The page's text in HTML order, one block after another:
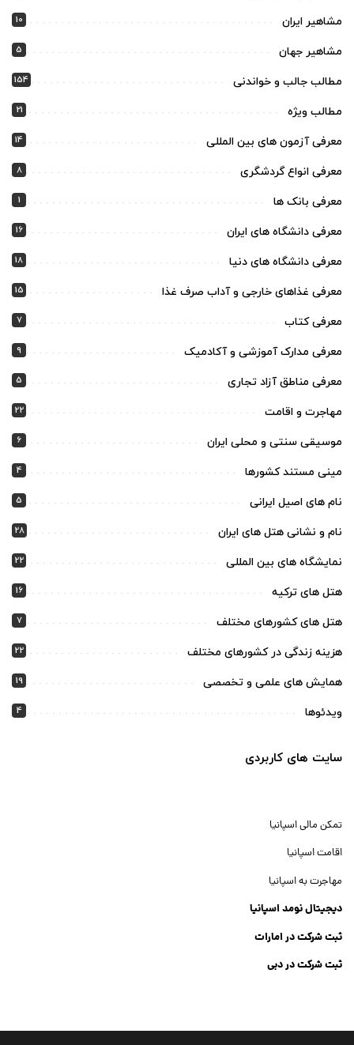
مشاهیر ایران 10
مشاهیر جهان 5
مطالب جالب و خواندنی 154
مطالب ویژه 21
معرفی آزمون های بین المللی 14
معرفی انواع گردشگری 8
معرفی بانک ها 1
معرفی دانشگاه های ایران 16
معرفی دانشگاه های دنیا 18
معرفی غذاهای خارجی و آداب صرف غذا 15
معرفی کتاب 7
معرفی مدارک آموزشی و آکادمیک 9
معرفی مناطق آزاد تجاری 5
مهاجرت و اقامت 22
موسیقی سنتی و محلی ایران 6
مینی مستند کشورها 4
نام های اصیل ایرانی 5
نام و نشانی هتل های ایران 28
نمایشگاه های بین المللی 22
هتل های ترکیه 16
هتل های کشورهای مختلف 7
هزینه زندگی در کشورهای مختلف 22
همایش های علمی و تخصصی 19
ویدئوها 4
سایت های کاربردی
تمکن مالی اسپانیا
اقامت اسپانیا
مهاجرت به اسپانیا
دیجیتال نومد اسپانیا
ثبت شرکت در امارات
ثبت شرکت در دبی